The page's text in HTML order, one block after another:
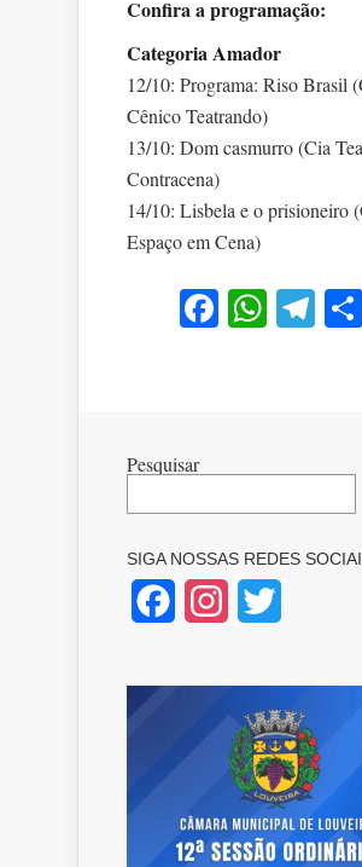
Confira a programação:
Categoria Amador
12/10: Programa: Riso Brasil
Cênico Teatrando)
13/10: Dom casmurro (Cia
Contracena)
14/10: Lisbela e o prisioneiro
Espaço em Cena)
Facebook
Pesquisar
SIGA NOSSAS REDES
FacebookInstagram